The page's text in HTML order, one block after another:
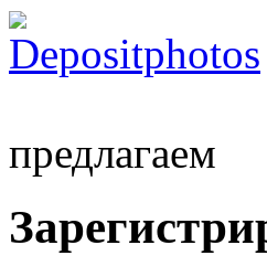
предлагаем